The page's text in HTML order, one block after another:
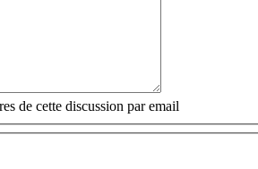
de cette discussion par email